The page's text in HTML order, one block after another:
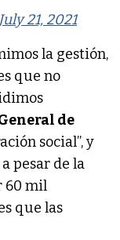
July 21, 2021
la gestión,
que no
de
social”, y
pesar de la
60 mil
que las